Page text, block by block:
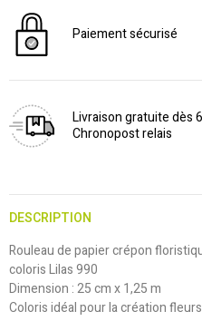
Paiement sécurisé
Livraison gratuite dès
Chronopost relais
DESCRIPTION
Rouleau de papier crépon
coloris Lilas 990
Dimension : 25 cm x 1,25 m
Coloris idéal pour la création